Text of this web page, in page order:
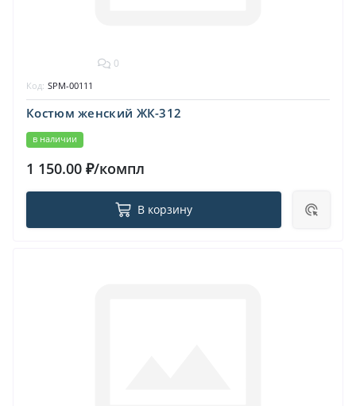
0
Костюм женский ЖК-312
в наличии
Код: SPM-00111
1 150.00 ₽/компл
В корзину